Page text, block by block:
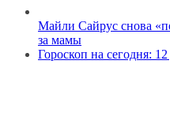
Майли Сайрус снова
за мамы
Гороскоп на сегодня: